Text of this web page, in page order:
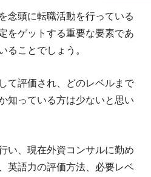
念頭に転職活動を行っている
をゲットする重要な要素であ
ることでしょう。
て評価され、どのレベルまで
知っている方は少ないと思い
い、現在外資コンサルに勤め
英語力の評価方法、必要レベ